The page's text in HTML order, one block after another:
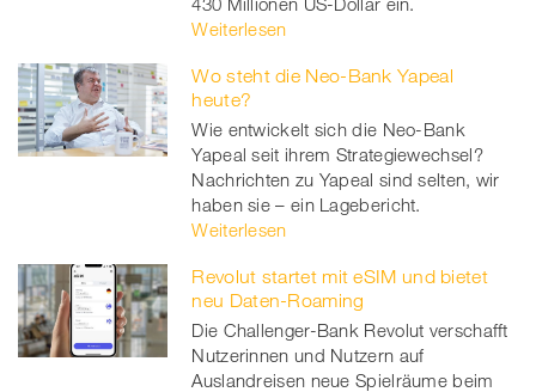
Weiterlesen
Wo steht die Neo-Bank Yapeal
heute?
Wie entwickelt sich die Neo-Bank
Yapeal seit ihrem Strategiewechsel?
Nachrichten zu Yapeal sind selten, wir
haben sie – ein Lagebericht.
Weiterlesen
Revolut startet mit eSIM und bietet
neu Daten-Roaming
Die Challenger-Bank Revolut verschafft
Nutzerinnen und Nutzern auf
Auslandreisen neue Spielräume beim